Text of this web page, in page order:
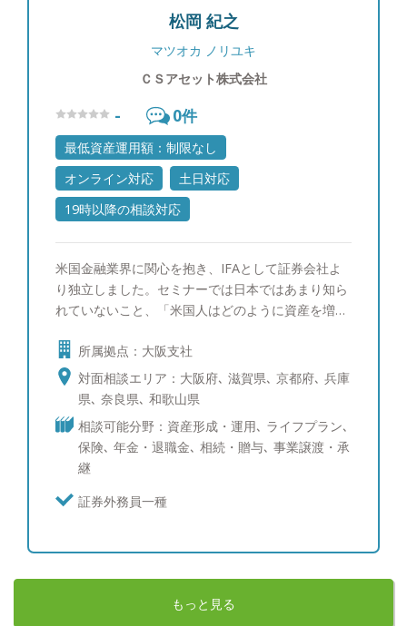
松岡 紀之
マツオカ ノリユキ
ＣＳアセット株式会社
- 0件
最低資産運用額：制限なし
オンライン対応
土日対応
19時以降の相談対応
米国金融業界に関心を抱き、IFAとして証券会社よ
り独立しました。セミナーでは日本ではあまり知ら
れていないこと、「米国人はどのように資産を増や
す。今は、証券会社では実現できなかった本当の意
味での「お客様のための資産形成」が実現でき、充
実した仕事ができています。 【このようなお悩み
をお持ちの方、気軽にご相談ください】 ・思うよ
うな投資成果が得られていない ・保有商品につい
てアドバイスを聞きたい ・退職後のことや相続の
ことなど資産運用に悩んでいる ・担当者が変わっ
て思うような運用ができていない ・長期的に相談
率を上げることはできます。 金融先進国・米国の
運用方法を学び、上手に資産運用をしていきましょ
所属拠点：大阪支社
対面相談エリア：大阪府､ 滋賀県､ 京都府､ 兵庫
県､ 奈良県､ 和歌山県
相談可能分野：資産形成・運用､ ライフプラン､
保険､ 年金・退職金､ 相続・贈与､ 事業譲渡・承
継
証券外務員一種
もっと見る